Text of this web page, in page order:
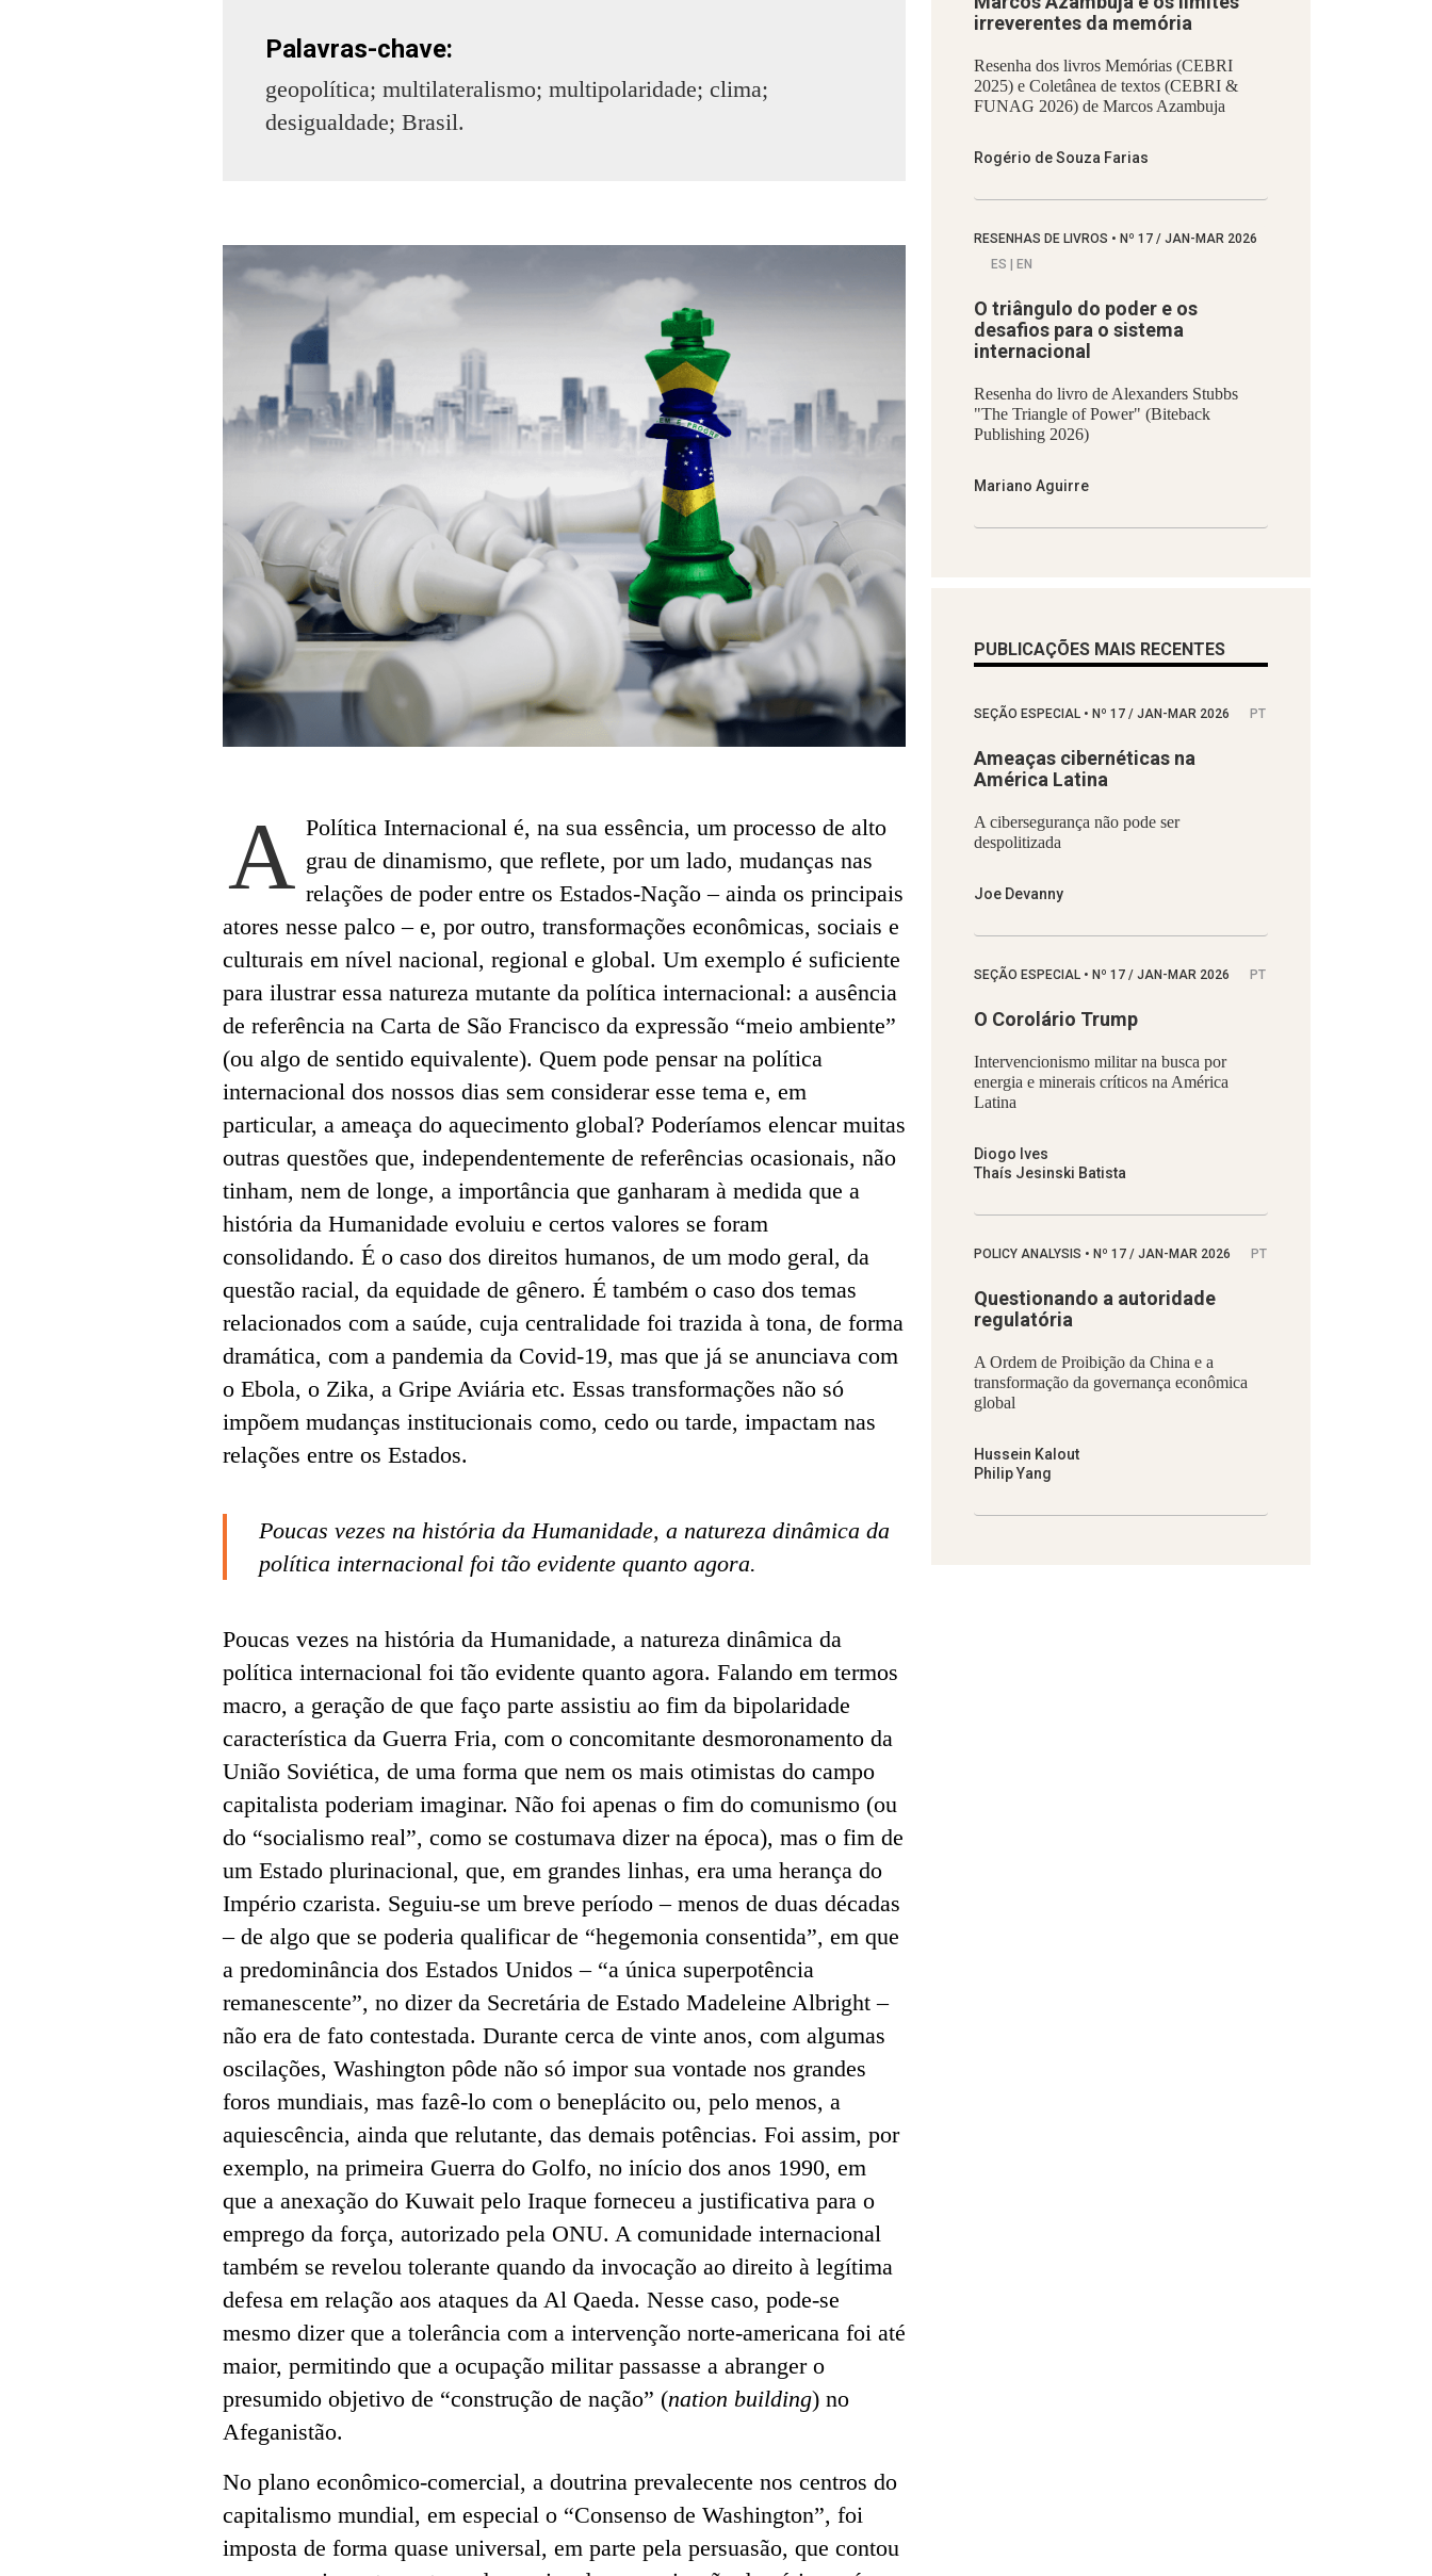
Palavras-chave:
geopolítica; multilateralismo; multipolaridade; clima;
desigualdade; Brasil.
A Política Internacional é, na sua essência, um processo de alto
grau de dinamismo, que reflete, por um lado, mudanças nas
relações de poder entre os Estados-Nação – ainda os principais
atores nesse palco – e, por outro, transformações econômicas, sociais e
culturais em nível nacional, regional e global. Um exemplo é suficiente
para ilustrar essa natureza mutante da política internacional: a ausência
de referência na Carta de São Francisco da expressão “meio ambiente”
(ou algo de sentido equivalente). Quem pode pensar na política
internacional dos nossos dias sem considerar esse tema e, em
particular, a ameaça do aquecimento global? Poderíamos elencar muitas
outras questões que, independentemente de referências ocasionais, não
tinham, nem de longe, a importância que ganharam à medida que a
história da Humanidade evoluiu e certos valores se foram
consolidando. É o caso dos direitos humanos, de um modo geral, da
questão racial, da equidade de gênero. É também o caso dos temas
relacionados com a saúde, cuja centralidade foi trazida à tona, de forma
dramática, com a pandemia da Covid-19, mas que já se anunciava com
o Ebola, o Zika, a Gripe Aviária etc. Essas transformações não só
impõem mudanças institucionais como, cedo ou tarde, impactam nas
relações entre os Estados.
Poucas vezes na história da Humanidade, a natureza dinâmica da
política internacional foi tão evidente quanto agora.
Poucas vezes na história da Humanidade, a natureza dinâmica da
política internacional foi tão evidente quanto agora. Falando em termos
macro, a geração de que faço parte assistiu ao fim da bipolaridade
característica da Guerra Fria, com o concomitante desmoronamento da
União Soviética, de uma forma que nem os mais otimistas do campo
capitalista poderiam imaginar. Não foi apenas o fim do comunismo (ou
do “socialismo real”, como se costumava dizer na época), mas o fim de
um Estado plurinacional, que, em grandes linhas, era uma herança do
Império czarista. Seguiu-se um breve período – menos de duas décadas
– de algo que se poderia qualificar de “hegemonia consentida”, em que
a predominância dos Estados Unidos – “a única superpotência
remanescente”, no dizer da Secretária de Estado Madeleine Albright –
não era de fato contestada. Durante cerca de vinte anos, com algumas
oscilações, Washington pôde não só impor sua vontade nos grandes
foros mundiais, mas fazê-lo com o beneplácito ou, pelo menos, a
aquiescência, ainda que relutante, das demais potências. Foi assim, por
exemplo, na primeira Guerra do Golfo, no início dos anos 1990, em
que a anexação do Kuwait pelo Iraque forneceu a justificativa para o
emprego da força, autorizado pela ONU. A comunidade internacional
também se revelou tolerante quando da invocação ao direito à legítima
defesa em relação aos ataques da Al Qaeda. Nesse caso, pode-se
mesmo dizer que a tolerância com a intervenção norte-americana foi até
maior, permitindo que a ocupação militar passasse a abranger o
presumido objetivo de “construção de nação” (nation building) no
Afeganistão.
No plano econômico-comercial, a doutrina prevalecente nos centros do
capitalismo mundial, em especial o “Consenso de Washington”, foi
imposta de forma quase universal, em parte pela persuasão, que contou
irreverentes da memória
Resenha dos livros Memórias (CEBRI
2025) e Coletânea de textos (CEBRI &
FUNAG 2026) de Marcos Azambuja
Rogério de Souza Farias
RESENHAS DE LIVROS • Nº 17 / JAN-MAR 2026
ES | EN
O triângulo do poder e os
desafios para o sistema
internacional
Resenha do livro de Alexanders Stubbs
"The Triangle of Power" (Biteback
Publishing 2026)
Mariano Aguirre
PUBLICAÇÕES MAIS RECENTES
SEÇÃO ESPECIAL • Nº 17 / JAN-MAR 2026 PT
Ameaças cibernéticas na
América Latina
A cibersegurança não pode ser
despolitizada
Joe Devanny
SEÇÃO ESPECIAL • Nº 17 / JAN-MAR 2026 PT
O Corolário Trump
Intervencionismo militar na busca por
energia e minerais críticos na América
Latina
Diogo Ives
Thaís Jesinski Batista
POLICY ANALYSIS • Nº 17 / JAN-MAR 2026 PT
Questionando a autoridade
regulatória
A Ordem de Proibição da China e a
transformação da governança econômica
global
Hussein Kalout
Philip Yang